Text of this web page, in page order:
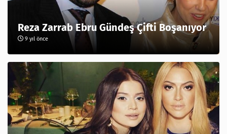
Reza Zarrab Ebru Gündeş Çifti Boşanıyor
9 yıl önce